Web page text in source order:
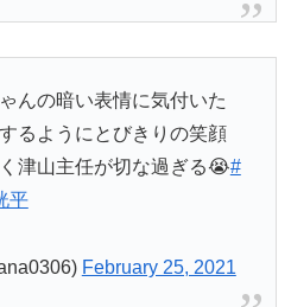
んの暗い表情に気付いた
るようにとびきりの笑顔
津山主任が切な過ぎる😭#
平
February 25, 2021